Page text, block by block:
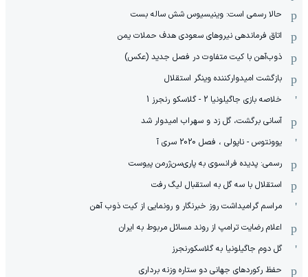
حالا رسمی است: وینیسیوس شش ساله بست
اتاق فرماندهی نیروهای سعودی هدف حملات یمن
ذوب‌آهن با کیت متفاوت در فصل جدید (عکس)
بازگشت امیدوارکننده وینگر استقلال
خلاصه بازی جاگیلونیا 2 - گلاسکو رنجرز 1
آسانی برگشت، گل زد و سهراب امیدوار شد
یوونتوس - ناپولی ، فصل 2020 سری آ
رسمی: پدیده فرانسوی به پاری‌سن‌ژرمن پیوست
استقلال با سه گل به استقبال لیگ رفت
مراسم گرامیداشت روز خبرنگار و رونمایی از کیت ذوب آهن
اعلام رضایت ترامپ از روند مسائل مربوط به ایران
گل دوم جاگیلونیا به گلاسکورنجرز
حفظ رکوردهای جهانی دو ستاره وزنه برداری